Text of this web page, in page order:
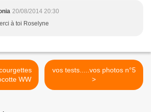
20/08/2014 20:30
à toi Roselyne
WW
vos tests.....vos photos n°5
>